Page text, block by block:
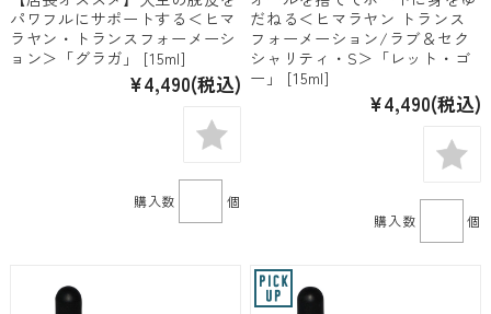
パワフルにサポートする＜ヒマ
ラヤン・トランスフォーメーシ
ョン＞「グラガ」 [15ml]
¥4,490(税込)
購入数 個
だねる＜ヒマラヤン トランス
フォーメーション/ラブ＆セク
シャリティ・S＞「レット・ゴ
ー」 [15ml]
¥4,490(税込)
購入数 個